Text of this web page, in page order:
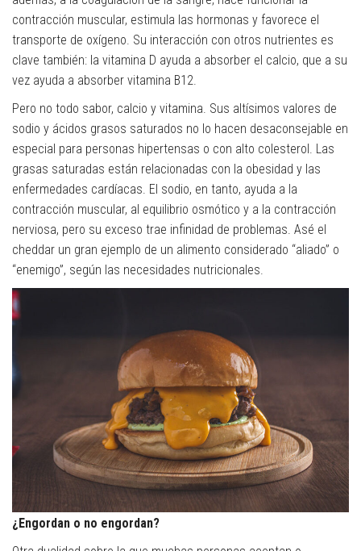
contracción muscular, estimula las hormonas y favorece el
transporte de oxígeno. Su interacción con otros nutrientes es
clave también: la vitamina D ayuda a absorber el calcio, que a su
vez ayuda a absorber vitamina B12.
Pero no todo sabor, calcio y vitamina. Sus altísimos valores de
sodio y ácidos grasos saturados no lo hacen desaconsejable en
especial para personas hipertensas o con alto colesterol. Las
grasas saturadas están relacionadas con la obesidad y las
enfermedades cardíacas. El sodio, en tanto, ayuda a la
contracción muscular, al equilibrio osmótico y a la contracción
nerviosa, pero su exceso trae infinidad de problemas. Asé el
cheddar un gran ejemplo de un alimento considerado “aliado” o
“enemigo”, según las necesidades nutricionales.
¿Engordan o no engordan?